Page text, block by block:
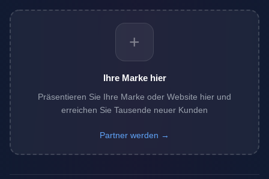
+
Ihre Marke hier
Präsentieren Sie Ihre Marke oder Website hier und
erreichen Sie Tausende neuer Kunden
Partner werden →